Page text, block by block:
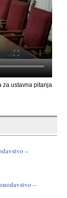
za ustavna pitanja
–
–